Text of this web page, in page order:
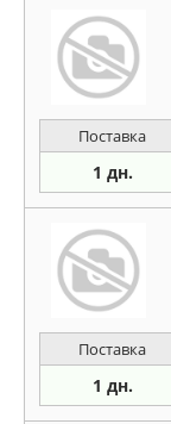
Поставка
1 дн.
Поставка
1 дн.